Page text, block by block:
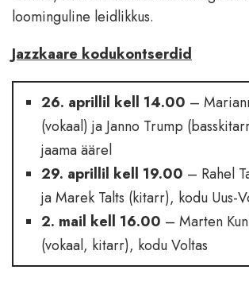
loominguline leidlikkus.
Jazzkaare kodukontserdid
26. aprillil kell 14.00 –
(vokaal) ja Janno Trump
jaama äärel
29. aprillil kell 19.00 – Rahel
ja Marek Talts (kitarr), kodu Uus-
2. mail kell 16.00 – Marten
(vokaal, kitarr), kodu Voltas